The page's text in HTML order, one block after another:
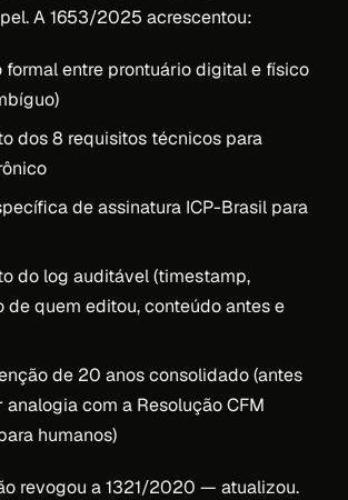
A 1653/2025 acrescentou:
formal entre prontuário digital e físico
dos 8 requisitos técnicos para
de assinatura ICP-Brasil para
do log auditável (timestamp,
de quem editou, conteúdo antes e
de 20 anos consolidado (antes
com a Resolução CFM
humanos)
revogou a 1321/2020 — atualizou.